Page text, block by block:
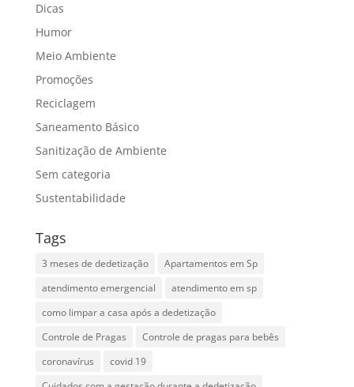
Dicas
Humor
Meio Ambiente
Promoções
Reciclagem
Saneamento Básico
Sanitização de Ambiente
Sem categoria
Sustentabilidade
Tags
3 meses de dedetização
Apartamentos em Sp
atendimento emergencial
atendimento em sp
como limpar a casa após a dedetização
Controle de Pragas
Controle de pragas para bebês
coronavírus
covid 19